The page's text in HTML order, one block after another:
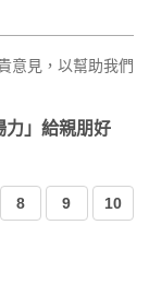
意見，以幫助我們
力」給親朋好
8 9 10